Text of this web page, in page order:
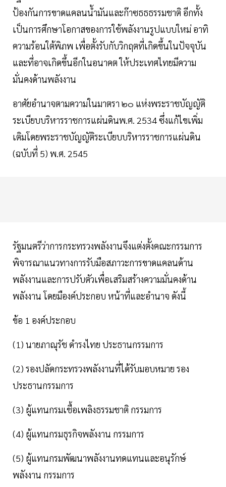
ป้องกันการขาดแคลนน้ำมันและก๊าซธธธรรมชาติ อีกทั้ง
เป็นการศึกษาโอกาสของการใช้พลังงานรูปแบบใหม่ อาทิ
ความร้อนใต้พิภพ เพื่อตั้งรับกับวิกฤตที่เกิดขึ้นในปัจจุบัน
และที่อาจเกิดขึ้นอีกในอนาคต ให้ประเทศไทยมีความ
มั่นคงด้านพลังงาน
อาศัยอำนาจตามความในมาตรา ๒๐ แห่งพระราชบัญญัติ
ระเบียบบริหารราชการแผ่นดินพ.ศ. 2534 ซึ่งแก้ไขเพิ่ม
เติมโดยพระราชบัญญัติระเบียบบริหารราชการแผ่นดิน
(ฉบับที่ 5) พ.ศ. 2545
รัฐมนตรีว่าการกระทรวงพลังงานจึงแต่งตั้งคณะกรรมการ
พิจารณาแนวทางการรับมือสภาวะการขาดแคลนด้าน
พลังงานและการปรับตัวเพื่อเสริมสร้างความมั่นคงด้าน
พลังงาน โดยมืองค์ประกอบ หน้าที่และอำนาจ ดังนี้
ข้อ 1 องค์ประกอบ
(1) นายภาณุรัช ดำรงไทย ประธานกรรมการ
(2) รองปลัดกระทรวงพลังงานที่ได้รับมอบหมาย รอง
ประธานกรรมการ
(3) ผู้แทนกรมเชื้อเพลิงธรรมชาติ กรรมการ
(4) ผู้แทนกรมธุรกิจพลังงาน กรรมการ
(5) ผู้แทนกรมพัฒนาพลังงานทดแทนและอนุรักษ์
พลังงาน กรรมการ